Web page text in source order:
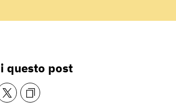
questo post